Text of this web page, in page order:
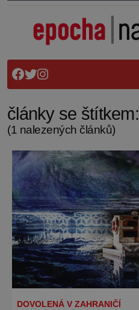
články se štítkem:
(1 nalezených článků)
DOVOLENÁ V ZAHRANIČÍ